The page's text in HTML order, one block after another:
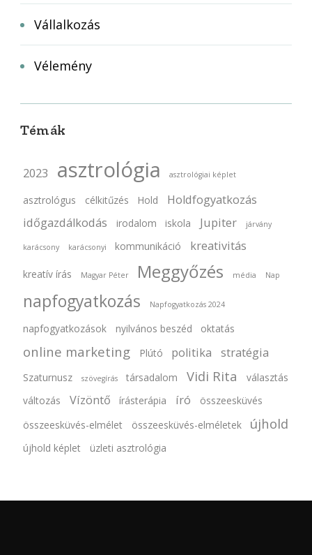
Vállalkozás
Vélemény
Témák
2023 asztrológia asztrológiai képlet
asztrológus célkitűzés Hold
Holdfogyatkozás
időgazdálkodás
irodalom iskola Jupiter járvány
karácsony karácsonyi kommunikáció kreativitás
kreatív írás Magyar Péter Meggyőzés média Nap
napfogyatkozás Napfogyatkozás 2024
napfogyatkozások nyilvános beszéd oktatás
online marketing Plútó politika stratégia
Szaturnusz szövegírás társadalom Vidi Rita
választás
változás
Vízöntő írásterápia író
összeesküvés
összeesküvés-elmélet
összeesküvés-elméletek újhold
újhold képlet üzleti asztrológia